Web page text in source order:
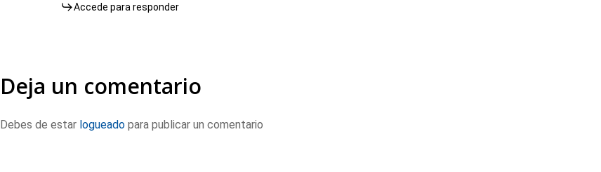
Accede para responder
Deja un comentario
Debes de estar logueado para publicar un comentario